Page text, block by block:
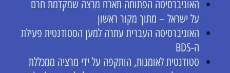
האוניברסיטה הפתוחה תארח מרצה שמקדמת חרם
על ישראל – מתוך מקור ראשון
האוניברסיטה העברית עתרה למען הסטודנטית פעילת
ה-BDS
סטודנטית לאומנות, הותקפה על ידי מרציה ממכללת